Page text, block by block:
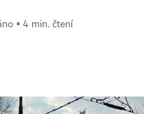
▪ 4 min. čtení